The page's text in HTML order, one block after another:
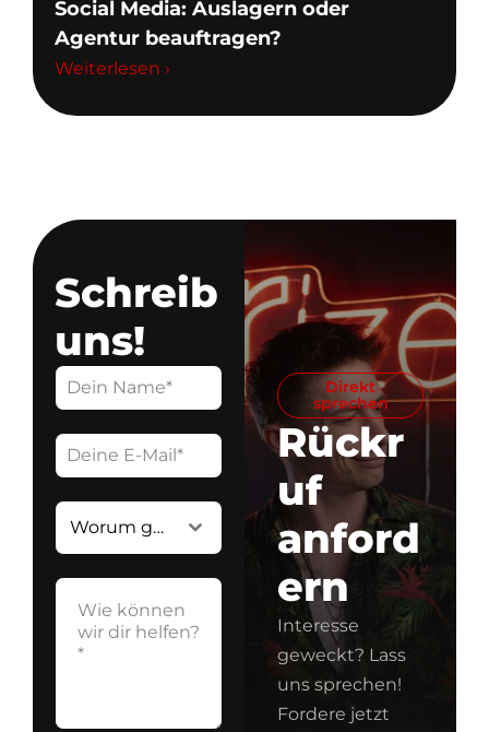
Social Media: Auslagern oder
Agentur beauftragen?
Weiterlesen ›
Schreib
uns!
Worum geht's?*
Direkt
sprechen
Rückr
uf
anford
ern
Interesse
geweckt? Lass
uns sprechen!
Fordere jetzt